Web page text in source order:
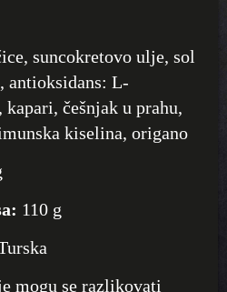
suncokretovo ulje, sol
antioksidans: L-
češnjak u prahu,
kiselina, origano
110 g
mogu se razlikovati